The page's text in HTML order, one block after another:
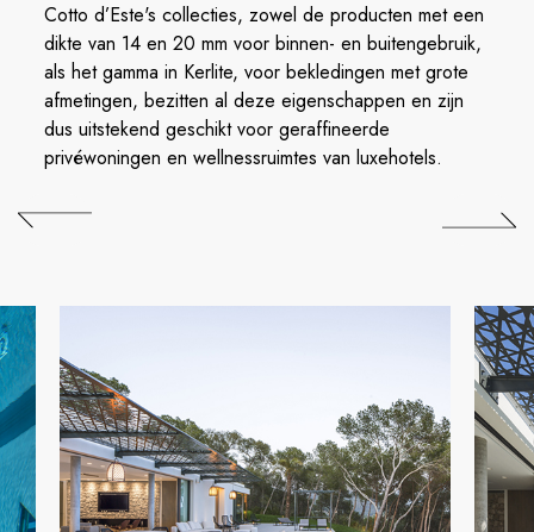
Cotto d’Este's collecties, zowel de producten met een
dikte van 14 en 20 mm voor binnen- en buitengebruik,
als het gamma in Kerlite, voor bekledingen met grote
afmetingen, bezitten al deze eigenschappen en zijn
dus uitstekend geschikt voor geraffineerde
privéwoningen en wellnessruimtes van luxehotels.